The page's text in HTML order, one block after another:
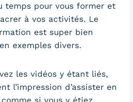
temps pour vous former et
à vos activités. Le
est super bien
exemples divers.
les vidéos y étant liés,
l’impression d’assister en